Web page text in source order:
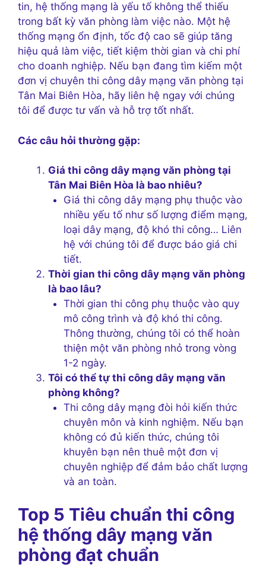
tin, hệ thống mạng là yếu tố không thể thiếu
trong bất kỳ văn phòng làm việc nào. Một hệ
thống mạng ổn định, tốc độ cao sẽ giúp tăng
hiệu quả làm việc, tiết kiệm thời gian và chi phí
cho doanh nghiệp. Nếu bạn đang tìm kiếm một
đơn vị chuyên thi công dây mạng văn phòng tại
Tân Mai Biên Hòa, hãy liên hệ ngay với chúng
tôi để được tư vấn và hỗ trợ tốt nhất.
Các câu hỏi thường gặp:
Giá thi công dây mạng văn phòng tại
Tân Mai Biên Hòa là bao nhiêu?
Giá thi công dây mạng phụ thuộc vào
nhiều yếu tố như số lượng điểm mạng,
loại dây mạng, độ khó thi công… Liên
hệ với chúng tôi để được báo giá chi
tiết.
Thời gian thi công dây mạng văn phòng
là bao lâu?
Thời gian thi công phụ thuộc vào quy
mô công trình và độ khó thi công.
Thông thường, chúng tôi có thể hoàn
thiện một văn phòng nhỏ trong vòng
1-2 ngày.
Tôi có thể tự thi công dây mạng văn
phòng không?
Thi công dây mạng đòi hỏi kiến thức
chuyên môn và kinh nghiệm. Nếu bạn
không có đủ kiến thức, chúng tôi
khuyên bạn nên thuê một đơn vị
chuyên nghiệp để đảm bảo chất lượng
và an toàn.
Top 5 Tiêu chuẩn thi công
hệ thống dây mạng văn
phòng đạt chuẩn